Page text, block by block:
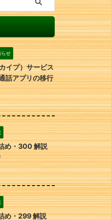
らせ
イプ）サービス
話アプリの移行
め・300 解説
め・299 解説